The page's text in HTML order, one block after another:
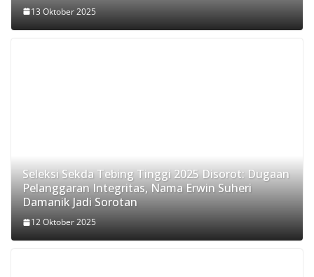
13 Oktober 2025
Seleksi Sekda Tebing Tinggi 2025 Disorot: Dugaan
Pelanggaran Integritas, Nama Erwin Suheri
Damanik Jadi Sorotan
12 Oktober 2025